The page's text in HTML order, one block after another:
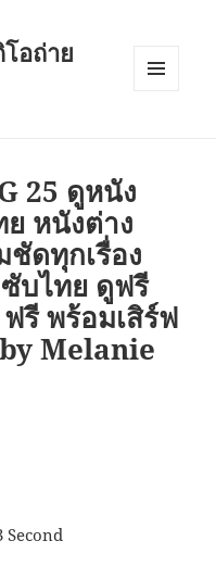
อถ่าย
25 ดูหนัง
หนังต่าง
ดทุกเรื่อง
บไทย ดูฟรี
รี พร้อมเสิร์ฟ
Melanie
Second